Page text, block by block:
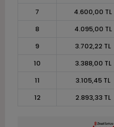
7
4.600,00 TL
8
4.095,00 TL
9
3.702,22 TL
10
3.388,00 TL
11
3.105,45 TL
12
2.893,33 TL